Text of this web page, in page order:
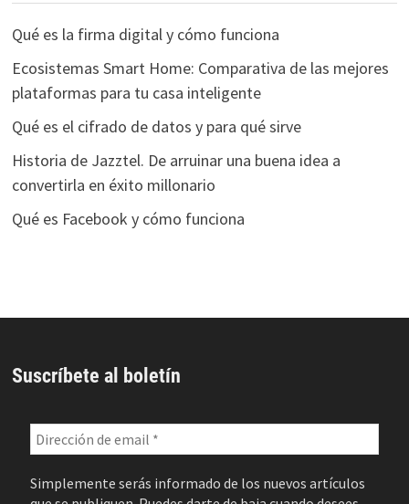
Qué es la firma digital y cómo funciona
Ecosistemas Smart Home: Comparativa de las mejores
plataformas para tu casa inteligente
Qué es el cifrado de datos y para qué sirve
Historia de Jazztel. De arruinar una buena idea a
convertirla en éxito millonario
Qué es Facebook y cómo funciona
Suscríbete al boletín
Simplemente serás informado de los nuevos artículos